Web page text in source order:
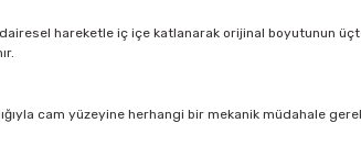
hareketle iç içe katlanarak orijinal boyutunun
cam yüzeyine herhangi bir mekanik müdahale